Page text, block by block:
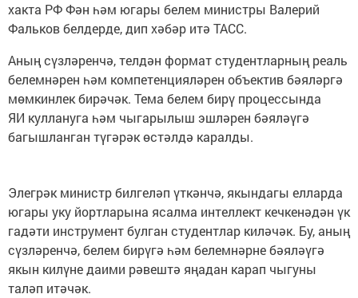
хакта РФ Фән һәм югары белем министры Валерий
Фальков белдерде, дип хәбәр итә ТАСС.
Аның сүзләренчә, телдән формат студентларның реаль
белемнәрен һәм компетенцияләрен объектив бәяләргә
мөмкинлек бирәчәк. Тема белем бирү процессында
ЯИ куллануга һәм чыгарылыш эшләрен бәяләүгә
багышланган түгәрәк өстәлдә каралды.
Элегрәк министр билгеләп үткәнчә, якындагы елларда
югары уку йортларына ясалма интеллект кечкенәдән үк
гадәти инструмент булган студентлар киләчәк. Бу, аның
сүзләренчә, белем бирүгә һәм белемнәрне бәяләүгә
якын килүне даими рәвештә яңадан карап чыгуны
таләп итәчәк.